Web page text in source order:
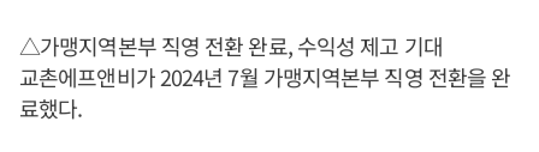
△가맹지역본부 직영 전환 완료, 수익성 제고 기대
교촌에프앤비가 2024년 7월 가맹지역본부 직영 전환을 완
료했다.